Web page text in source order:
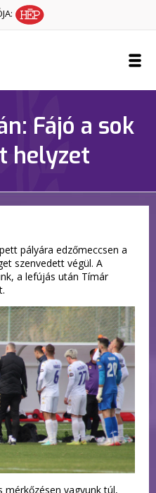
Fájó a sok
helyzet
pályára edzőmeccsen a
szenvedett végül. A
a lefújás után Tímár
mérkőzésen vagyunk túl,